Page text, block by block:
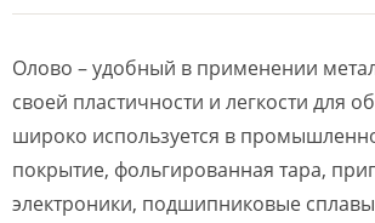
Олово – удобный в применении
своей пластичности и легкости для
широко используется в
покрытие, фольгированная тара,
электроники, подшипниковые сплавы